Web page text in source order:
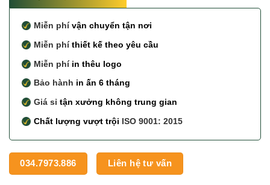
Miễn phívận chuyển tận nơi
Miễn phíthiết kế theo yêu cầu
Miễn phíin thêu logo
Bảo hành in ấn 6 tháng
Giá sỉtận xưởng không trung gian
Chất lượng vượt trội ISO 9001: 2015
034.7973.886 Liên hệ tư vấn